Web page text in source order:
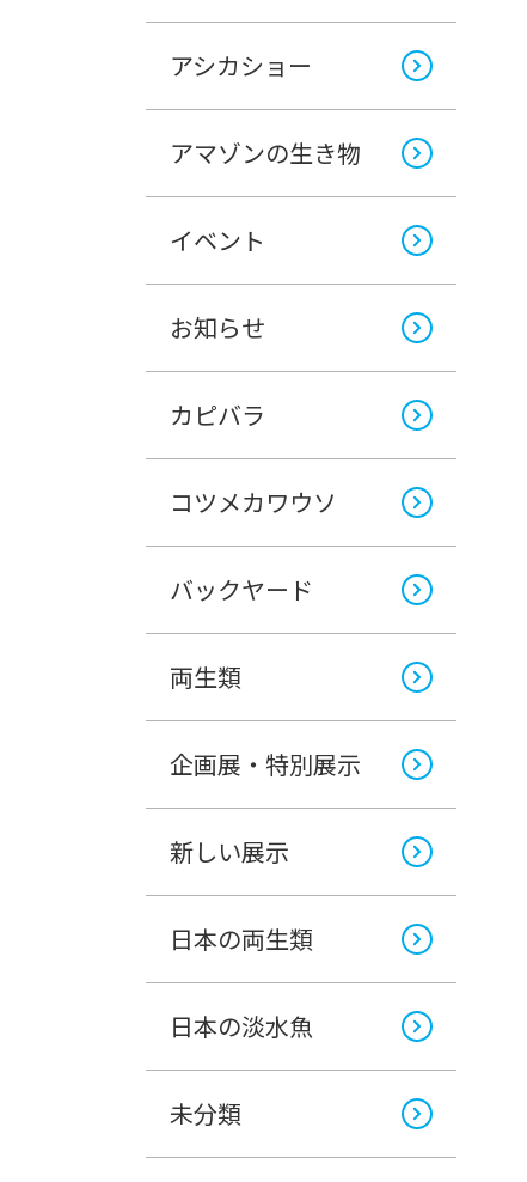
アシカショー
アマゾンの生き物
イベント
お知らせ
カピバラ
コツメカワウソ
バックヤード
両生類
企画展・特別展示
新しい展示
日本の両生類
日本の淡水魚
未分類